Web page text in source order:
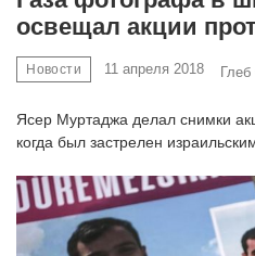
освещал акции
Новости 11 апреля 2018
Ясер Муртаджа делал снимки
когда был застрелен